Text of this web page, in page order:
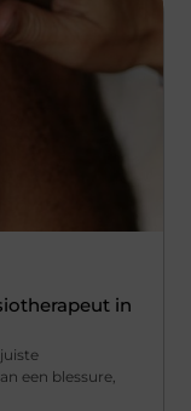
in
een blessure,